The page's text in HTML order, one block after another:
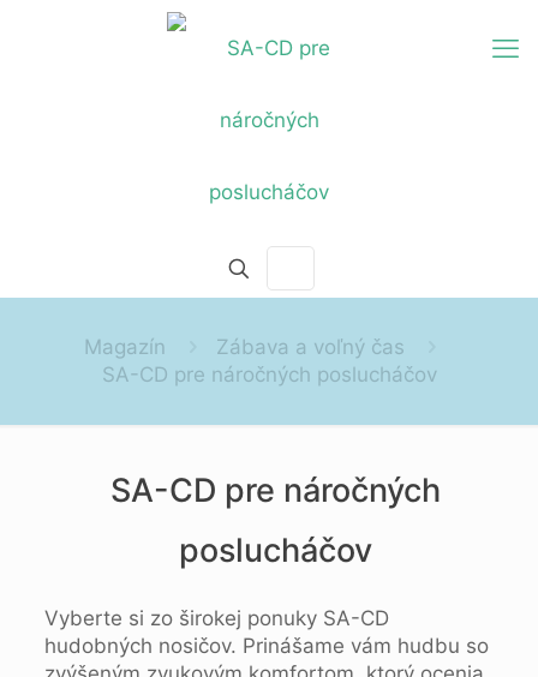
Magazín
Zábava a voľný čas
SA-CD pre náročných poslucháčov
SA-CD pre náročných
poslucháčov
Vyberte si zo širokej ponuky SA-CD
hudobných nosičov. Prinášame vám hudbu so